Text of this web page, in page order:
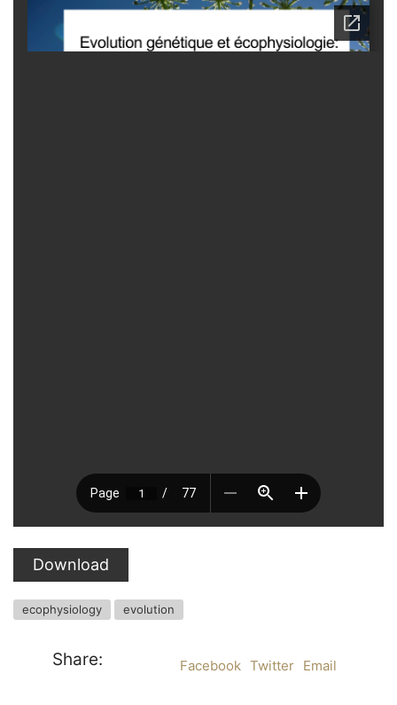
Download
ecophysiology evolution
Share: Facebook Twitter Email